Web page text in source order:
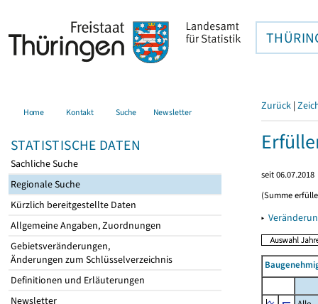
Home Kontakt Suche Newsletter
STATISTISCHE DATEN
Sachliche Suche
Regionale Suche
Kürzlich bereitgestellte Daten
Allgemeine Angaben, Zuordnungen
Gebietsveränderungen,
Änderungen zum Schlüsselverzeichnis
Definitionen und Erläuterungen
Newsletter
Zurück |
seit 06.07.2018
(Summe
▸